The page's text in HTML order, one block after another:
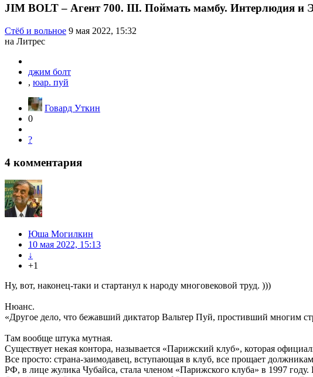
JIM BOLT – Агент 700. III. Поймать мамбу. Интерлюдия и
Стёб и вольное 9 мая 2022, 15:32
на Литрес
джим болт
, юар. пуй
Говард Уткин
0
?
4 комментария
Юша Могилкин
10 мая 2022, 15:13
↓
+1
Ну, вот, наконец-таки и стартанул к народу многовековой труд. )))
Нюанс.
«Другое дело, что бежавший диктатор Вальтер Пуй, простивший многим
Там вообще штука мутная.
Существует некая контора, называется «Парижский клуб», которая
Все просто: страна-заимодавец, вступающая в клуб, все прощает
РФ, в лице жулика Чубайса, стала членом «Парижского клуба» в 1997